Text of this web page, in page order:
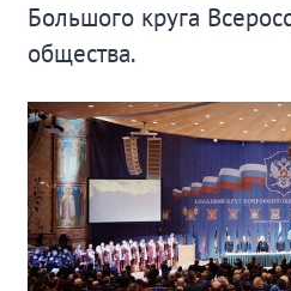
Большого круга
общества.